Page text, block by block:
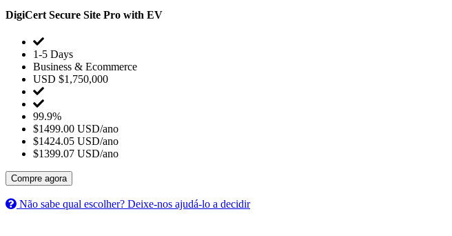
DigiCert Secure Site Pro with EV
1-5 Days
Business & Ecommerce
USD $1,750,000
99.9%
$1499.00 USD/ano
$1424.05 USD/ano
$1399.07 USD/ano
Compre agora
Não sabe qual escolher? Deixe-nos ajudá-lo a decidir